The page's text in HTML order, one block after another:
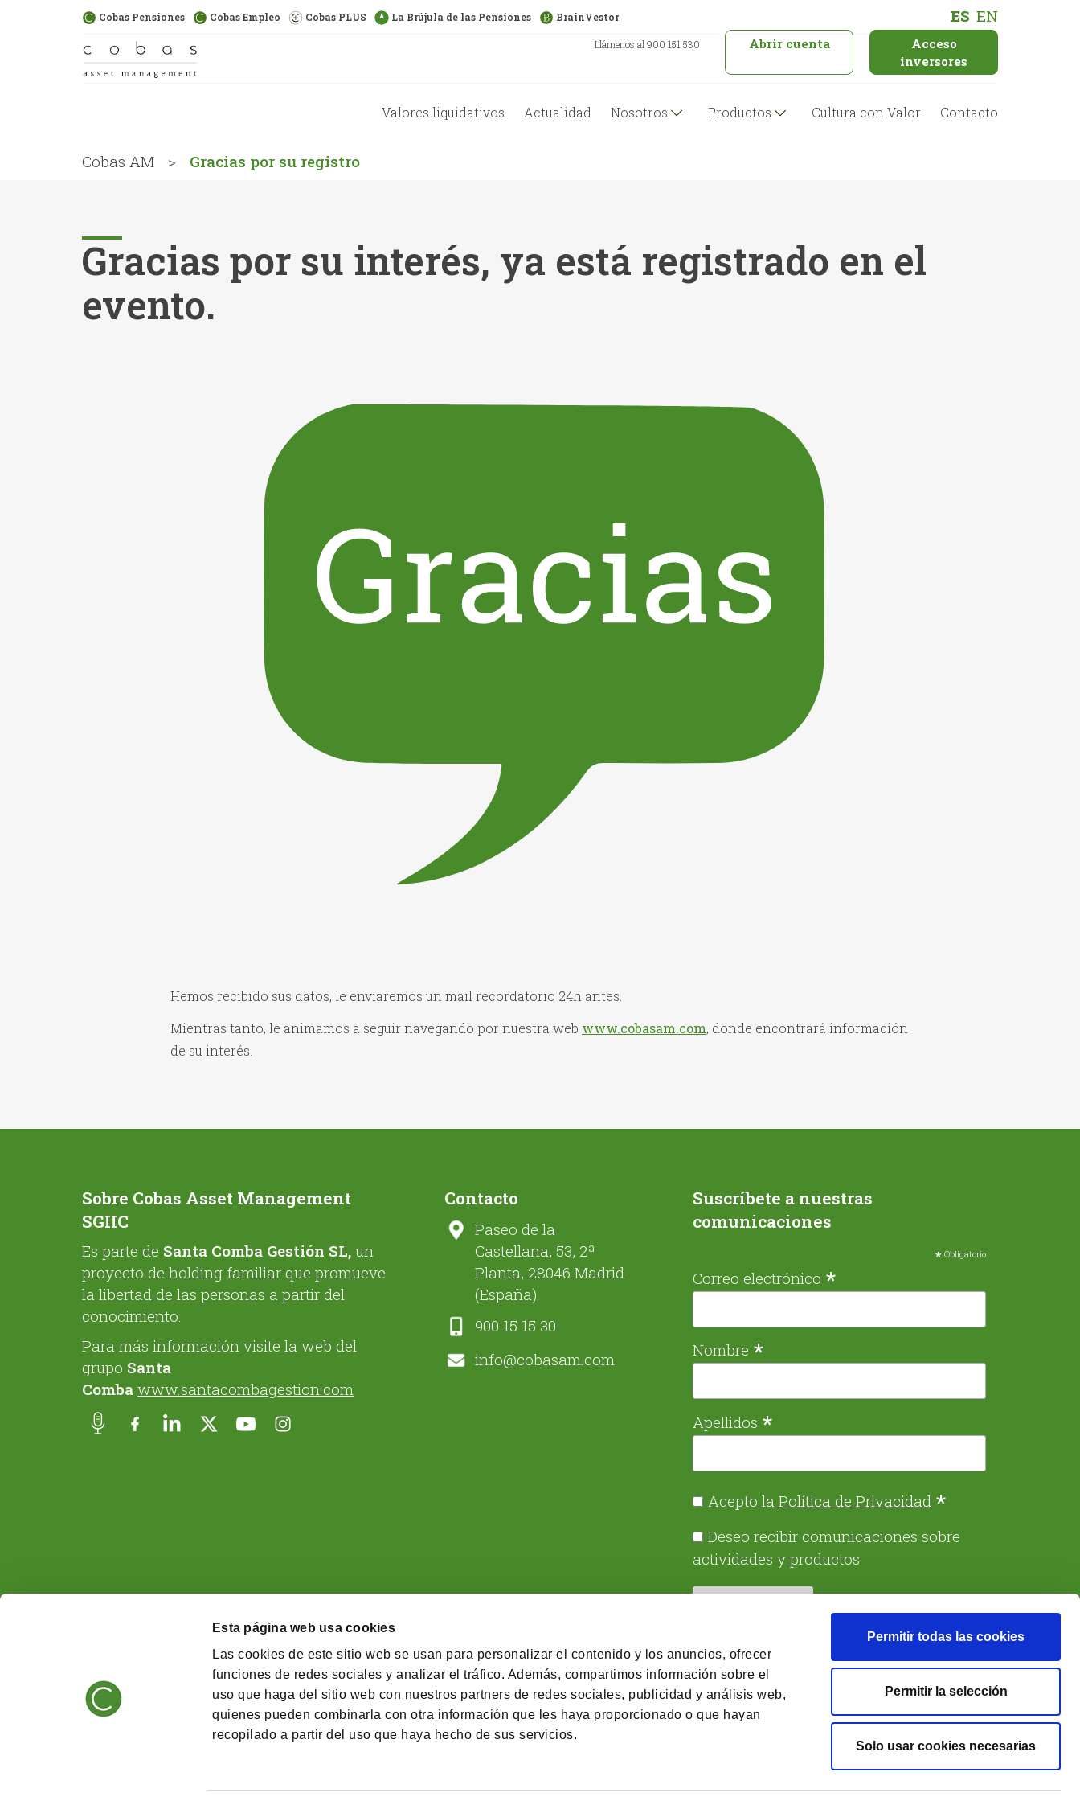
Esta página web usa cookies
Las cookies de este sitio web se usan para personalizar el contenido y los anuncios, ofrecer
funciones de redes sociales y analizar el tráfico. Además, compartimos información sobre el
uso que haga del sitio web con nuestros partners de redes sociales, publicidad y análisis web,
quienes pueden combinarla con otra información que les haya proporcionado o que hayan
recopilado a partir del uso que haya hecho de sus servicios.
Permitir todas las cookies
Permitir la selección
Solo usar cookies necesarias
Cobas Pensiones Cobas Empleo Cobas PLUS La Brújula de las Pensiones BrainVestor ES EN
Llámenos al 900 151 530 Abrir cuenta
Acceso
inversores
Valores liquidativos Actualidad Nosotros Productos Cultura con Valor Contacto
Cobas AM > Gracias por su registro
Gracias por su interés, ya está registrado en el
evento.
Hemos recibido sus datos, le enviaremos un mail recordatorio 24h antes.
Mientras tanto, le animamos a seguir navegando por nuestra web www.cobasam.com, donde encontrará información
de su interés.
Sobre Cobas Asset Management
SGIIC
Es parte de Santa Comba Gestión SL, un
proyecto de holding familiar que promueve
la libertad de las personas a partir del
conocimiento.
Para más información visite la web del
grupo Santa
Comba www.santacombagestion.com
Contacto
Paseo de la
Castellana, 53, 2ª
Planta, 28046 Madrid
(España)
900 15 15 30
info@cobasam.com
Suscríbete a nuestras
comunicaciones
* Obligatorio
Correo electrónico *
Nombre *
Apellidos *
Acepto la Política de Privacidad *
Deseo recibir comunicaciones sobre
actividades y productos
© 2026 Cobas Asset Management SGIIC SA